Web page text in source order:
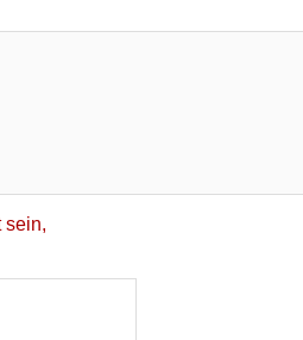
sein,